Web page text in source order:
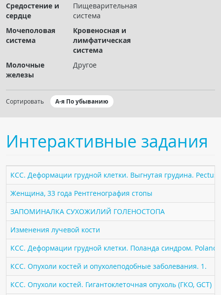
Интерактивные задания
Презентации
Публикации
Журнал "Лучевая диагностика и терапия"
ПАЦИЕНТАМ
Где пройти обследование
Компьютерная томография (КТ)
Магнитно-резонансная томография (МРТ)
Спросить врача
ПОМОЩЬ
Средостение и
сердце
Пищеварительная
система
Мочеполовая
система
Кровеносная и
лимфатическая
система
Молочные
железы
Другое
Сортировать А-я По убыванию
Интерактивные задания
КСС. Деформации грудной клетки. Выгнутая грудина. Pectus
Женщина, 33 года Рентгенография стопы
ЗАПОМИНАЛКА СУХОЖИЛИЙ ГОЛЕНОСТОПА
Изменения лучевой кости
КСС. Деформации грудной клетки. Поланда синдром. Poland
КСС. Опухоли костей и опухолеподобные заболевания. 1.
КСС. Опухоли костей. Гигантоклеточная опухоль (ГКО, GCT)